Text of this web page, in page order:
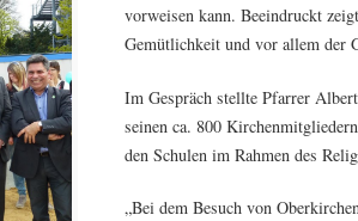
vorweisen kann. Beeindruckt
Gemütlichkeit und vor allem der
Im Gespräch stellte Pfarrer
seinen ca. 800
den Schulen im Rahmen des
„Bei dem Besuch von